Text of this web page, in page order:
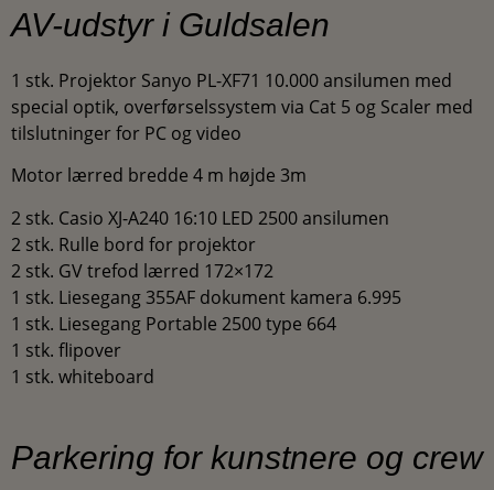
AV-udstyr i Guldsalen
1 stk. Projektor Sanyo PL-XF71 10.000 ansilumen med
special optik, overførselssystem via Cat 5 og Scaler med
tilslutninger for PC og video
Motor lærred bredde 4 m højde 3m
2 stk. Casio XJ-A240 16:10 LED 2500 ansilumen
2 stk. Rulle bord for projektor
2 stk. GV trefod lærred 172×172
1 stk. Liesegang 355AF dokument kamera 6.995
1 stk. Liesegang Portable 2500 type 664
1 stk. flipover
1 stk. whiteboard
Parkering for kunstnere og crew